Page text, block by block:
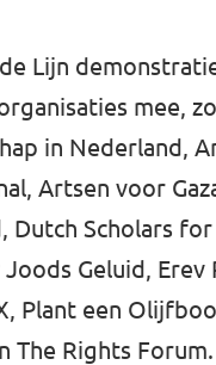
Lijn
mee,
in Nederland,
Artsen voor
Dutch Scholars
Geluid, Erev
Plant een
The Rights